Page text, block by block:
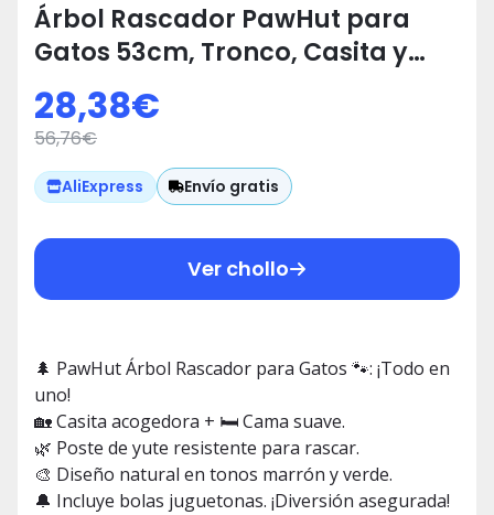
Árbol Rascador PawHut para
Gatos 53cm, Tronco, Casita y
Poste de Yute 🐾
28,38€
56,76€
AliExpress Envío gratis
Ver chollo
🌲 PawHut Árbol Rascador para Gatos 🐾: ¡Todo en
uno!
🏡 Casita acogedora + 🛏️ Cama suave.
🌿 Poste de yute resistente para rascar.
🎨 Diseño natural en tonos marrón y verde.
🔔 Incluye bolas juguetonas. ¡Diversión asegurada!